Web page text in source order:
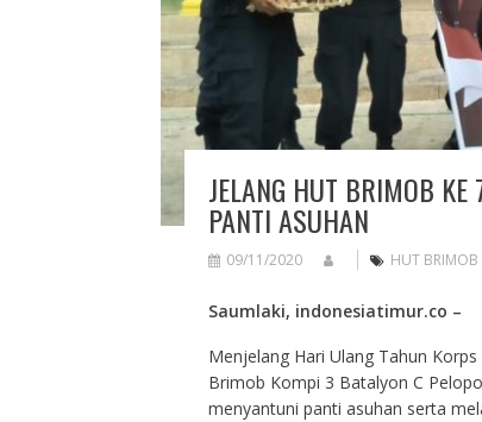
JELANG HUT BRIMOB
PANTI ASUHAN
09/11/2020 HUT BRIMOB
Saumlaki, indonesiatimur.co –
Menjelang Hari Ulang Tahun
Brimob Kompi 3 Batalyon C
menyantuni panti asuhan serta